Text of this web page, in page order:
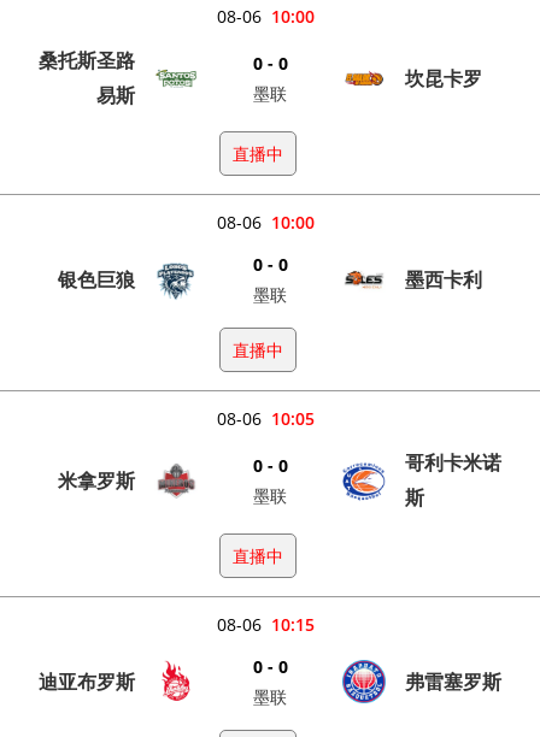
10:00
08-06
桑托斯圣路
易斯
0 - 0
墨联
坎昆卡罗
直播中
10:00
08-06
银色巨狼
0 - 0
墨联
墨西卡利
直播中
10:05
08-06
米拿罗斯
0 - 0
墨联
哥利卡米诺
斯
直播中
10:15
08-06
迪亚布罗斯
0 - 0
墨联
弗雷塞罗斯